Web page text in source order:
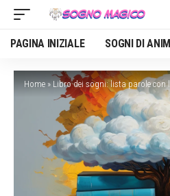
PAGINA INIZIALE SOGNI DI
Home » Libro dei sogni: lista parole con